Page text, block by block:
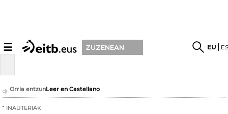
☰ ZUZENEAN EU
Orria entzunLeer en Castellano
INAUTERIAK